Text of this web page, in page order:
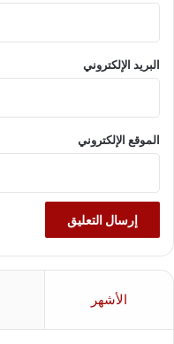
البريد الإلكتروني
الموقع الإلكتروني
الأشهر